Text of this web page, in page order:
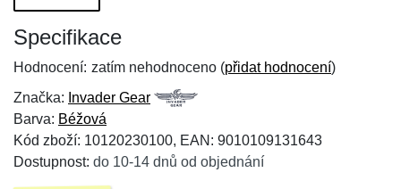
Specifikace
Hodnocení: zatím nehodnoceno (přidat hodnocení)
Značka: Invader Gear
Barva: Béžová
Kód zboží: 10120230100, EAN: 9010109131643
Dostupnost: do 10-14 dnů od objednání